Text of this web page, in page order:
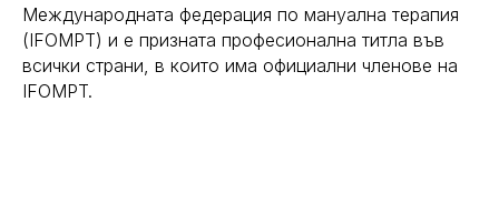
Международната федерация по мануална терапия
(IFOMPT) и е призната професионална титла във
всички страни, в които има официални членове на
IFOMPT.